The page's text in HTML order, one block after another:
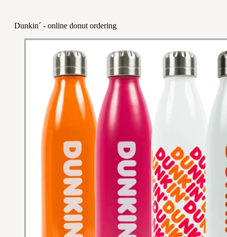
Dunkin´ - online donut ordering